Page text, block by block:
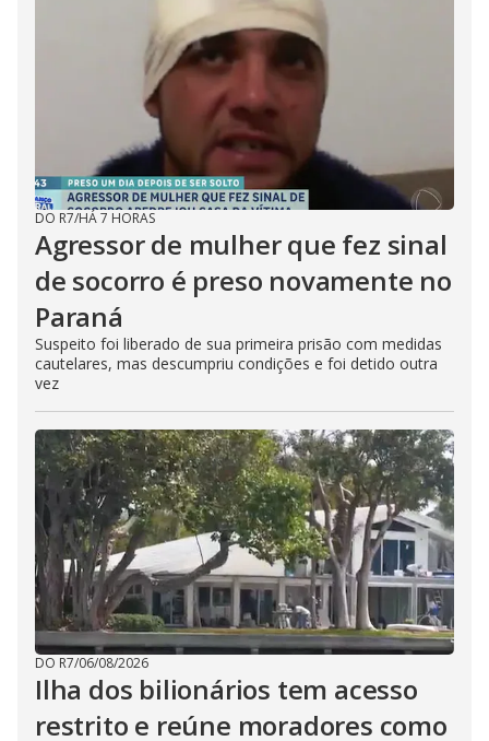
DO R7/HÁ 7 HORAS
Agressor de mulher que fez sinal
de socorro é preso novamente no
Paraná
Suspeito foi liberado de sua primeira prisão com medidas
cautelares, mas descumpriu condições e foi detido outra
vez
DO R7/06/08/2026
Ilha dos bilionários tem acesso
restrito e reúne moradores como